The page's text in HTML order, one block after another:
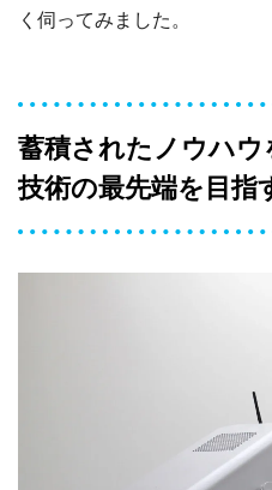
く伺ってみました。
蓄積されたノウハウ
技術の最先端を目指